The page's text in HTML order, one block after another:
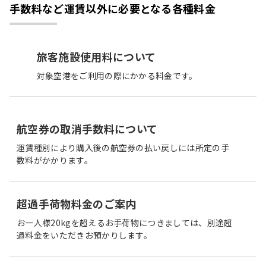
手数料など運賃以外に必要となる各種料金
旅客施設使用料について
対象空港をご利用の際にかかる料金です。
航空券の取消手数料について
運賃種別により購入後の航空券の払い戻しには所定の手
数料がかかります。
超過手荷物料金のご案内
お一人様20kgを超えるお手荷物につきましては、別途超
過料金をいただきお預かりします。